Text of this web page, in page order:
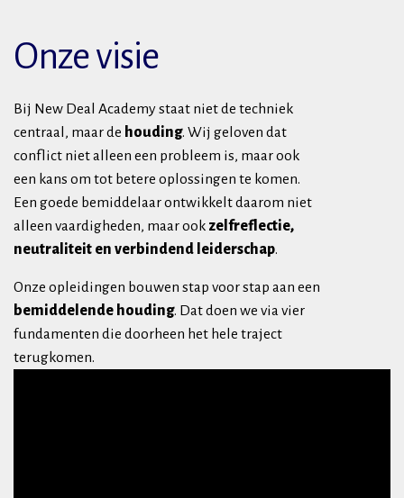
Onze visie
Bij New Deal Academy staat niet de techniek
centraal, maar de houding. Wij geloven dat
conflict niet alleen een probleem is, maar ook
een kans om tot betere oplossingen te komen.
Een goede bemiddelaar ontwikkelt daarom niet
alleen vaardigheden, maar ook zelfreflectie,
neutraliteit en verbindend leiderschap.
Onze opleidingen bouwen stap voor stap aan een
bemiddelende houding. Dat doen we via vier
fundamenten die doorheen het hele traject
terugkomen.